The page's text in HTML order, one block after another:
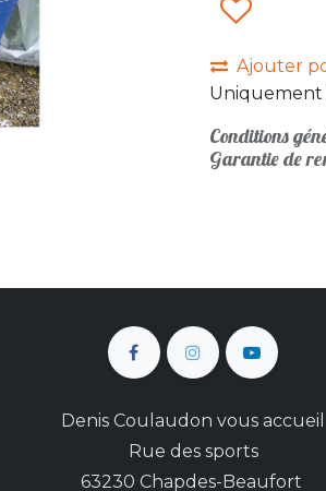
Ajouter
Uniquement
Conditions
Garantie de
Denis Coulaudon vous accueil
Rue des sports
63230 Chapdes-Beaufort